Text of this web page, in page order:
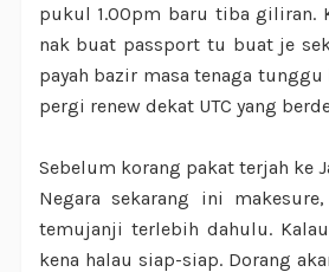
pukul 1.00pm baru tiba giliran.
nak buat passport tu buat je
payah bazir masa tenaga
pergi renew dekat UTC yang
Sebelum korang pakat terjah ke
Negara sekarang ini
temujanji terlebih dahulu.
kena halau siap-siap. Dorang